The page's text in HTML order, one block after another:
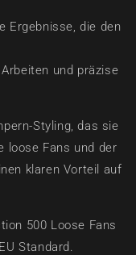
Ergebnisse, die den
und präzise
Styling, das sie
loose Fans und der
klaren Vorteil auf
500 Loose Fans
Standard.